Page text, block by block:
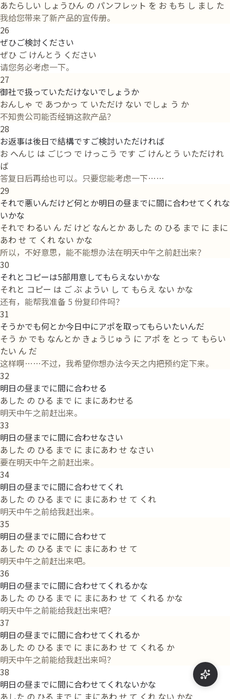
あたらしい しょうひん の パンフレット を お もち し まし た
我给您带来了新产品的宣传册。
26
ぜひご検討ください
ぜひ ご けんとう ください
请您务必考虑一下。
27
御社で扱っていただけないでしょうか
おんしゃ で あつかっ て いただけ ない でしょ う か
不知贵公司能否经销这款产品？
28
お返事は後日で結構ですご検討いただければ
お へんじ は ごじつ で けっこう です ご けんとう いただけれ
ば
答复日后再给也可以。只要您能考虑一下……
29
それで悪いんだけど何とか明日の昼までに間に合わせてくれな
いかな
それで わるい ん だ けど なんとか あした の ひる まで に まに
あわ せ て くれ ない かな
所以，不好意思，能不能想办法在明天中午之前赶出来？
30
それとコピーは5部用意してもらえないかな
それと コピー は ご ぶ ようい し て もらえ ない かな
还有，能帮我准备 5 份复印件吗？
31
そうかでも何とか今日中にアポを取ってもらいたいんだ
そう か でも なんとか きょうじゅう に アポ を とっ て もらい
たい ん だ
这样啊……不过，我希望你想办法今天之内把预约定下来。
32
明日の昼までに間に合わせる
あした の ひる まで に まにあわせる
明天中午之前赶出来。
33
明日の昼までに間に合わせなさい
あした の ひる まで に まにあわ せ なさい
要在明天中午之前赶出来。
34
明日の昼までに間に合わせてくれ
あした の ひる まで に まにあわ せ て くれ
明天中午之前给我赶出来。
35
明日の昼までに間に合わせて
あした の ひる まで に まにあわ せ て
明天中午之前赶出来吧。
36
明日の昼までに間に合わせてくれるかな
あした の ひる まで に まにあわ せ て くれる かな
明天中午之前能给我赶出来吧？
37
明日の昼までに間に合わせてくれるか
あした の ひる まで に まにあわ せ て くれる か
明天中午之前能给我赶出来吗？
38
明日の昼までに間に合わせてくれないかな
あした の ひる まで に まにあわ せ て くれ ない かな